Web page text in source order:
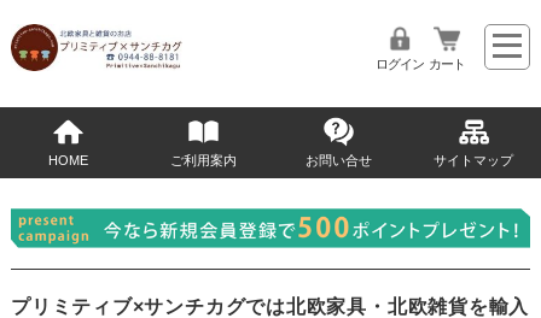
ログイン カート
HOME ご利用案内 お問い合せ サイトマップ
プリミティブ×サンチカグでは北欧家具・北欧雑貨を輸入